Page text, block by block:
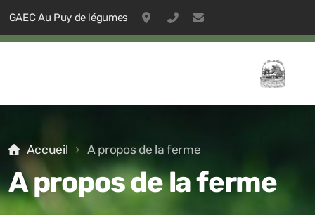
GAEC Au Puy de légumes 53 rue du 8 mai 1945, 42610,
09 53 24 52 41
Accueil A propos de la ferme
A propos de la ferme